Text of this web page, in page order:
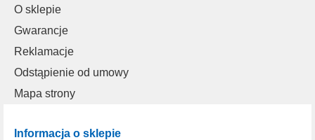
O sklepie
Gwarancje
Reklamacje
Odstąpienie od umowy
Mapa strony
Informacja o sklepie